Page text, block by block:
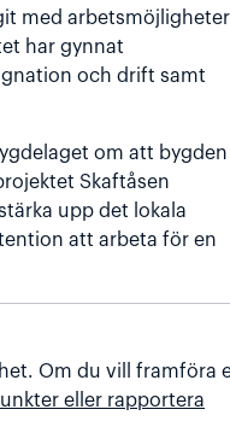
med arbetsmöjligheter
har gynnat
och drift samt
om att bygden
Skaftåsen
upp det lokala
att arbeta för en
Om du vill framföra
eller rapportera